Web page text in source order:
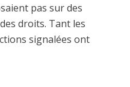
pas sur des
droits. Tant les
signalées ont